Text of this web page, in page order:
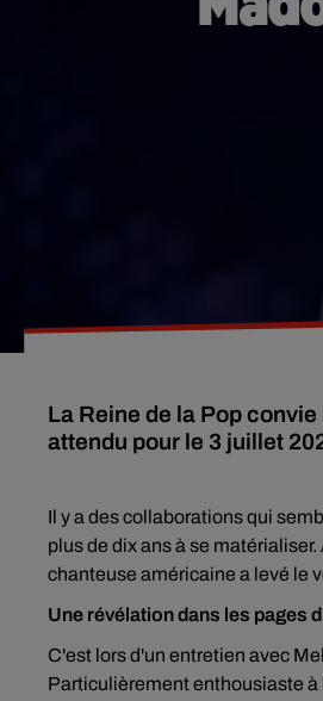
La Reine de la Pop
attendu pour le 3 juillet
Il y a des collaborations qui
plus de dix ans à se
chanteuse américaine a levé le
Une révélation dans les pages
C'est lors d'un entretien avec
Particulièrement enthousiaste à